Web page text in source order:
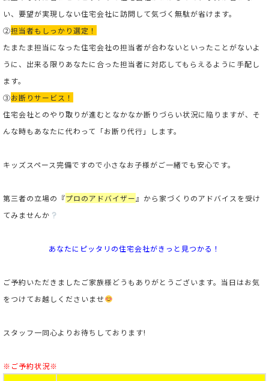
い、要望が実現しない住宅会社に訪問して気づく無駄が省けます。
②担当者もしっかり選定！
たまたま担当になった住宅会社の担当者が合わないといったことがないよ
うに、出来る限りあなたに合った担当者に対応してもらえるように手配し
ます。
③お断りサービス！
住宅会社とのやり取りが進むとなかなか断りづらい状況に陥りますが、そ
んな時もあなたに代わって「お断り代行」します。
キッズスペース完備ですので小さなお子様がご一緒でも安心です。
第三者の立場の 『プロのアドバイザー 』 から家づくりのアドバイスを受け
てみませんか
あなたにピッタリの住宅会社がきっと見つかる！
ご予約いただきましたご家族様どうもありがとうございます。当日はお気
をつけてお越しくださいませ
スタッフ一同心よりお待ちしております!
※ご予約状況※